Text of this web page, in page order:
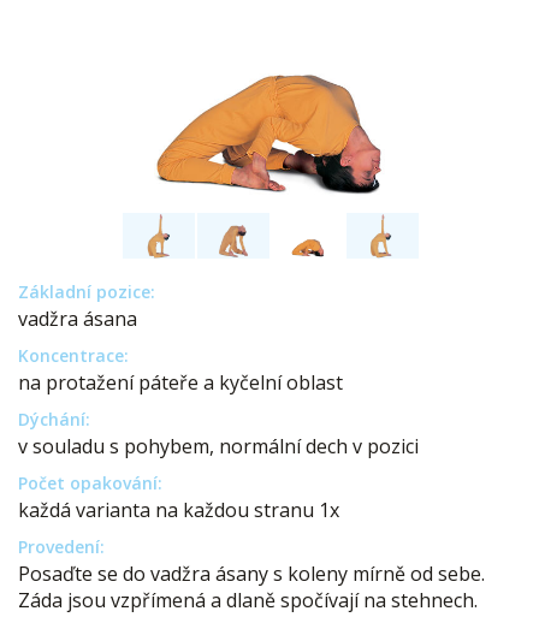
Základní pozice:
vadžra ásana
Koncentrace:
na protažení páteře a kyčelní oblast
Dýchání:
v souladu s pohybem, normální dech v pozici
Počet opakování:
každá varianta na každou stranu 1x
Provedení:
Posaďte se do vadžra ásany s koleny mírně od sebe.
Záda jsou vzpřímená a dlaně spočívají na stehnech.